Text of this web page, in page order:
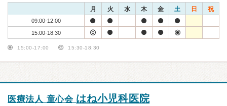
月 火 水 木 金 土 日 祝
09:00-12:00
15:00-18:30
15:00-17:00 15:30-18:30
医療法人 童心会 はね小児科医院